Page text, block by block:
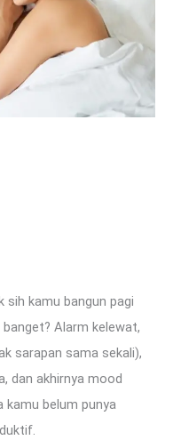
sih kamu bangun pagi
Alarm kelewat,
sarapan sama sekali),
dan akhirnya mood
kamu belum punya